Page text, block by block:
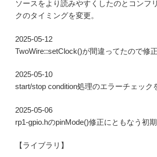
ソースをより読みやすくしたのとコンフ
クのタイミングを変更。
2025-05-12
TwoWire::setClock()が間違ってたので修正
2025-05-10
start/stop condition処理のエラーチェック
2025-05-06
rp1-gpio.hのpinMode()修正にともなう初
【ライブラリ】